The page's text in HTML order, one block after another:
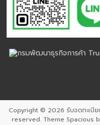
Copyright © 2026 รับจดทะเบี
reserved. ThemeSpacious